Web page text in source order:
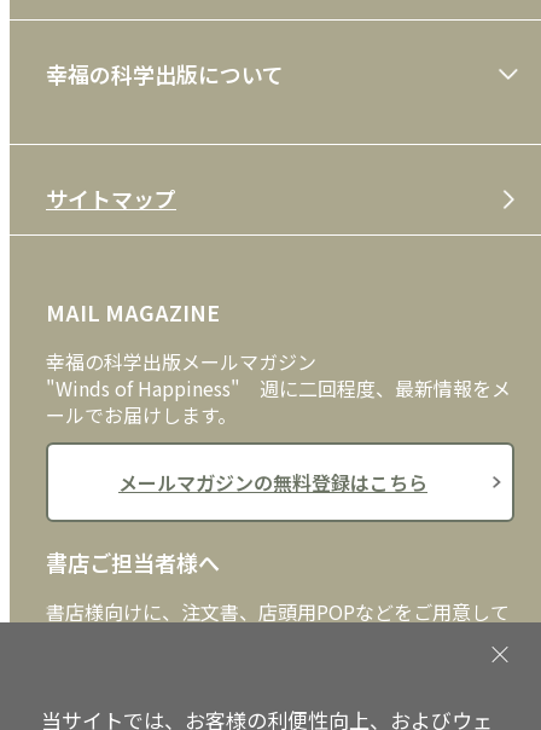
雑誌
CD
DVD・ブルーレイ
外国語
利用規約
特定商取引法
プライバシーポリシー
クッキーポリシー
幸福の科学出版について
メディア・ライブラリー
サイトマップ
MAIL MAGAZINE
幸福の科学出版メールマガジン
"Winds of Happiness" 週に二回程度、最新情報をメ
ールでお届けします。
メールマガジンの無料登録はこちら
書店ご担当者様へ
書店様向けに、注文書、店頭用POPなどをご用意して
当サイトでは、お客様の利便性向上、およびウェ